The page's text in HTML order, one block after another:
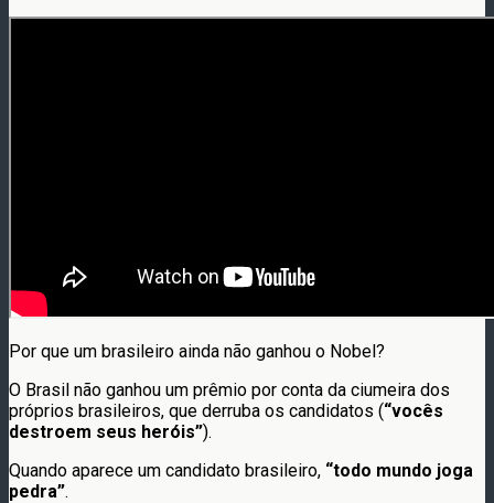
Por que um brasileiro ainda não ganhou o Nobel?
O Brasil não ganhou um prêmio por conta da ciumeira dos
próprios brasileiros, que derruba os candidatos (“vocês
destroem seus heróis”).
Quando aparece um candidato brasileiro, “todo mundo joga
pedra”.